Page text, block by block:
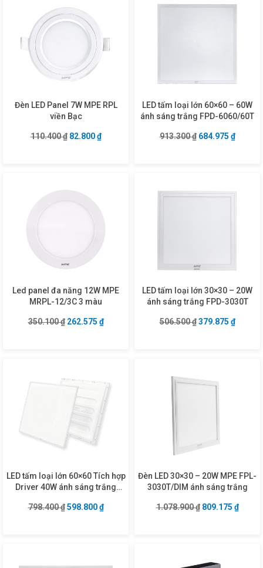
Đèn LED Panel 7W MPE RPL
viền Bạc
110.400₫ Giá gốc là: 110.400 ₫.
82.800₫Giá hiện tại là: 82.800 ₫.
LED tấm loại lớn 60×60 – 60W
ánh sáng trắng FPD-6060/60T
913.300₫ Giá gốc là:
684.975 ₫Giá
Led panel đa năng 12W MPE
MRPL-12/3C 3 màu
350.100₫ Giá gốc là: 350.100 ₫.
262.575 ₫Giá hiện tại là: 262.575 ₫.
LED tấm loại lớn 30×30 – 20W
ánh sáng trắng FPD-3030T
506.500₫ Giá gốc là:
379.875 ₫Giá
LED tấm loại lớn 60×60 Tích hợp
Driver 40W ánh sáng trắng
798.400₫ Giá gốc là: 798.400 ₫.
598.800₫Giá hiện tại là: 598.800 ₫.
Đèn LED 30×30 – 20W MPE FPL-
3030T/DIM ánh sáng trắng
1.078.900₫ Giá gốc là:
809.175 ₫Giá